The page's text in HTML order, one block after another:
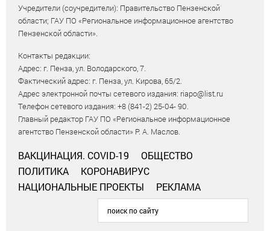
Учредители (соучредители): Правительство Пензенской
области; ГАУ ПО «Региональное информационное агентство
Пензенской области».
Контакты редакции:
Адрес: г. Пенза, ул. Володарского, 7.
Фактический адрес: г. Пенза, ул. Кирова, 65/2.
Адрес электронной почты сетевого издания: riapo@list.ru
Телефон сетевого издания: +8 (841-2) 25-04- 90.
Главный редактор ГАУ ПО «Региональное информационное
агентство Пензенской области» Р. А. Маслов.
ВАКЦИНАЦИЯ. COVID-19
ОБЩЕСТВО
ПОЛИТИКА
КОРОНАВИРУС
НАЦИОНАЛЬНЫЕ ПРОЕКТЫ
РЕКЛАМА